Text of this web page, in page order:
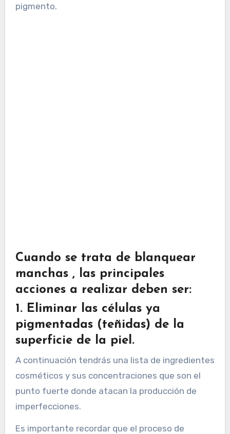
pigmento.
Cuando se trata de blanquear
manchas , las principales
acciones a realizar deben ser:
1. Eliminar las células ya
pigmentadas (teñidas) de la
superficie de la piel.
A continuación tendrás una lista de ingredientes
cosméticos y sus concentraciones que son el
punto fuerte donde atacan la producción de
imperfecciones.
Es importante recordar que el proceso de